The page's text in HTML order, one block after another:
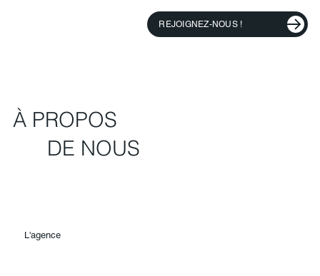
REJOIGNEZ-NOUS !
​À PROPOS
DE NOUS
L'agence